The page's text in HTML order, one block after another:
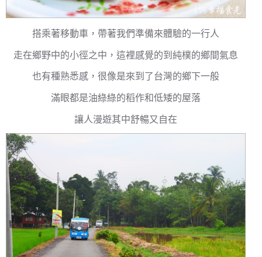
搭乘著移動車，帶著我們準備來體驗的一行人
走在鄉野中的小徑之中，這裡感覺的到純樸的鄉間氣息
也有種熟悉感，很像是來到了台灣的鄉下一般
滿眼都是油綠綠的稻作和低矮的屋落
讓人漫遊其中舒暢又自在